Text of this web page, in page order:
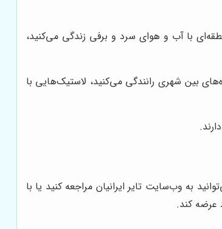
با آب و هوای سرد و برفی زندگی می‌کنید،
بین شهری رانندگی می‌کنید، لاستیک‌هایی با
به وب‌سایت تایر ایرانیان مراجعه کنید یا با
عرضه کند.